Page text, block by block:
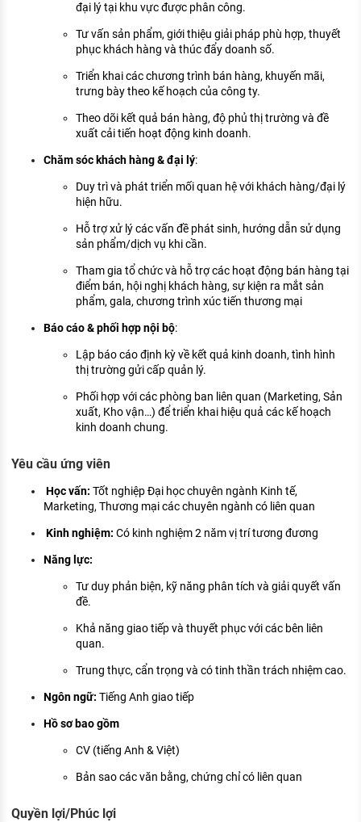
đại lý tại khu vực được phân công.
Tư vấn sản phẩm, giới thiệu giải pháp phù hợp, thuyết
phục khách hàng và thúc đẩy doanh số.
Triển khai các chương trình bán hàng, khuyến mãi,
trưng bày theo kế hoạch của công ty.
Theo dõi kết quả bán hàng, độ phủ thị trường và đề
xuất cải tiến hoạt động kinh doanh.
Chăm sóc khách hàng & đại lý:
Duy trì và phát triển mối quan hệ với khách hàng/đại lý
hiện hữu.
Hỗ trợ xử lý các vấn đề phát sinh, hướng dẫn sử dụng
sản phẩm/dịch vụ khi cần.
Tham gia tổ chức và hỗ trợ các hoạt động bán hàng tại
điểm bán, hội nghị khách hàng, sự kiện ra mắt sản
phẩm, gala, chương trình xúc tiến thương mại
Báo cáo & phối hợp nội bộ:
Lập báo cáo định kỳ về kết quả kinh doanh, tình hình
thị trường gửi cấp quản lý.
Phối hợp với các phòng ban liên quan (Marketing, Sản
xuất, Kho vận…) để triển khai hiệu quả các kế hoạch
kinh doanh chung.
Yêu cầu ứng viên
Học vấn: Tốt nghiệp Đại học chuyên ngành Kinh tế,
Marketing, Thương mại các chuyên ngành có liên quan
Kinh nghiệm: Có kinh nghiệm 2 năm vị trí tương đương
Năng lực:
Tư duy phản biện, kỹ năng phân tích và giải quyết vấn
đề.
Khả năng giao tiếp và thuyết phục với các bên liên
quan.
Trung thực, cẩn trọng và có tinh thần trách nhiệm cao.
Ngôn ngữ: Tiếng Anh giao tiếp
Hồ sơ bao gồm
CV (tiếng Anh & Việt)
Bản sao các văn bằng, chứng chỉ có liên quan
Quyền lợi/Phúc lợi